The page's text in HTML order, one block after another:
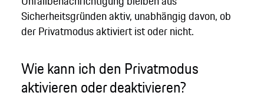
Sicherheitsgründen aktiv, unabhängig davon, ob
der Privatmodus aktiviert ist oder nicht.
Wie kann ich den Privatmodus
aktivieren oder deaktivieren?